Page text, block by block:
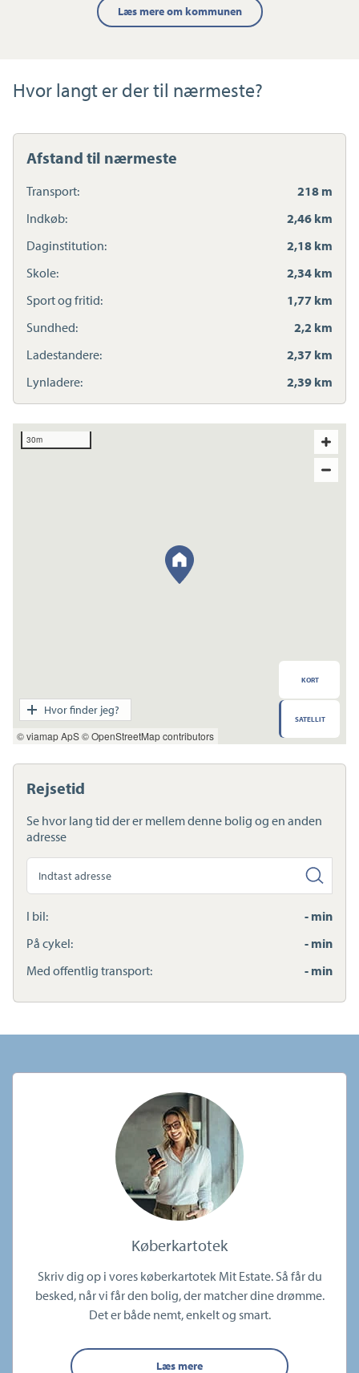
Læs mere om kommunen
Hvor langt er der til nærmeste?
Afstand til nærmeste
Transport:
218 m
Indkøb:
2,46 km
Daginstitution:
2,18 km
Skole:
2,34 km
Sport og fritid:
1,77 km
Sundhed:
2,2 km
Ladestandere:
2,37 km
Lynladere:
2,39 km
Rejsetid
Se hvor lang tid der er mellem denne bolig og en anden
adresse
Søg
anden
adresse
I bil:
- min
På cykel:
- min
Med offentlig transport:
- min
30m
© viamap ApS© OpenStreetMap contributors
KORT
SATELLIT
Hvor finder jeg?
Transport
Indkøb
Daginstitution
Sundhed
Lynladere
Køberkartotek
Skriv dig op i vores køberkartotek Mit Estate. Så får du
besked, når vi får den bolig, der matcher dine drømme.
Det er både nemt, enkelt og smart.
Læs mere